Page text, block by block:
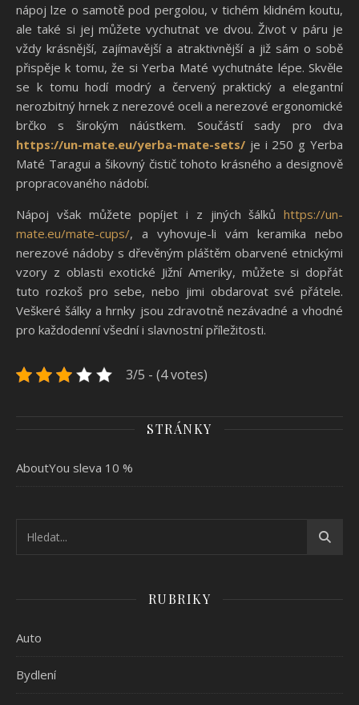
nápoj lze o samotě pod pergolou, v tichém klidném koutu,
ale také si jej můžete vychutnat ve dvou. Život v páru je
vždy krásnější, zajímavější a atraktivnější a již sám o sobě
přispěje k tomu, že si Yerba Maté vychutnáte lépe. Skvěle
se k tomu hodí modrý a červený praktický a elegantní
nerozbitný hrnek z nerezové oceli a nerezové ergonomické
brčko s širokým náústkem. Součástí sady pro dva
https://un-mate.eu/yerba-mate-sets/ je i 250 g Yerba
Maté Taragui a šikovný čistič tohoto krásného a designově
propracovaného nádobí.
Nápoj však můžete popíjet i z jiných šálků https://un-
mate.eu/mate-cups/, a vyhovuje-li vám keramika nebo
nerezové nádoby s dřevěným pláštěm obarvené etnickými
vzory z oblasti exotické Jižní Ameriky, můžete si dopřát
tuto rozkoš pro sebe, nebo jimi obdarovat své přátele.
Veškeré šálky a hrnky jsou zdravotně nezávadné a vhodné
pro každodenní všední i slavnostní příležitosti.
3/5 - (4 votes)
STRÁNKY
AboutYou sleva 10 %
RUBRIKY
Auto
Bydlení